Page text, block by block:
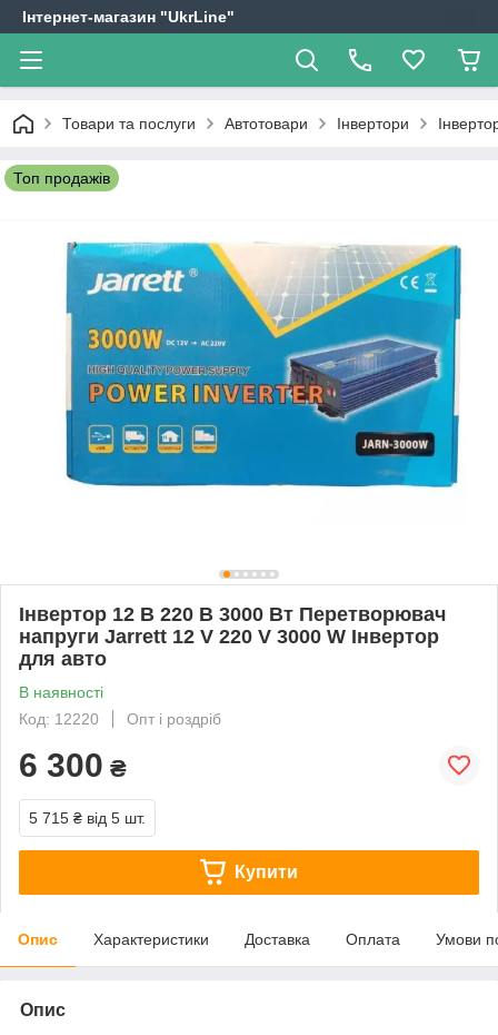
Інтернет-магазин "UkrLine"
Товари та послуги Автотовари Інвертори
Топ продажів
Інвертор 12 В 220 В 3000 Вт Перетворювач
напруги Jarrett 12 V 220 V 3000 W Інвертор
для авто
В наявності
Код: 12220
Опт і роздріб
6 300 ₴
5 715 ₴ від 5 шт.
Купити
Опис Характеристики Доставка Оплата Умови
Опис